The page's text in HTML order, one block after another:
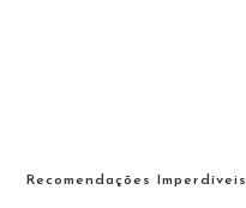
Recomendações Imperdíveis